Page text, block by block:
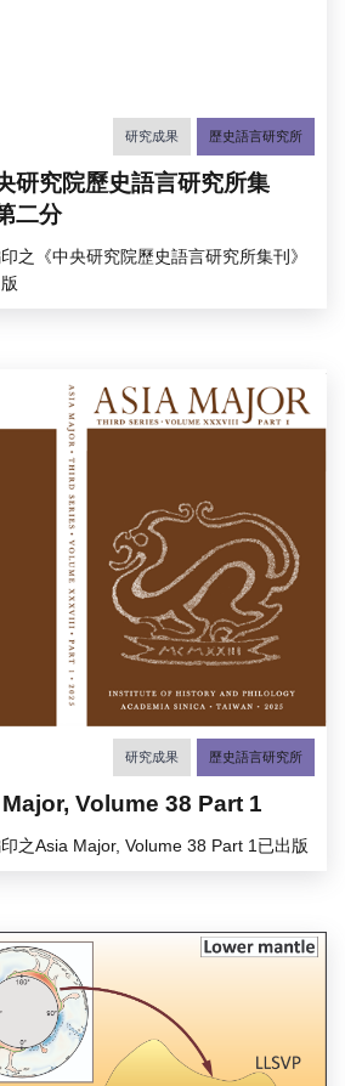
研究成果 歷史語言研究所
研究院歷史語言研究所集
二分
之《中央研究院歷史語言研究所集刊》
研究成果 歷史語言研究所
Volume 38 Part 1
之Asia Major, Volume 38 Part 1已出版